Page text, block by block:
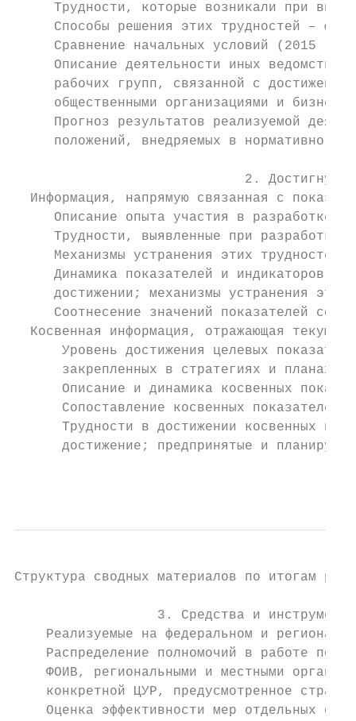
Трудности, которые возникали при
Способы решения этих трудностей –
Сравнение начальных условий (2015
Описание деятельности иных ведомств
рабочих групп, связанной с
общественными организациями и
Прогноз результатов реализуемой
положений, внедряемых в нормативно-
2.
Информация, напрямую связанная с
Описание опыта участия в разработке
Трудности, выявленные при разработке
     Механизмы устранения этих трудностей.
Динамика показателей и индикаторов
достижении; механизмы устранения
Соотнесение значений показателей со
Косвенная информация, отражающая текущую
Уровень достижения целевых
закрепленных в стратегиях и планах
Описание и динамика косвенных
Сопоставление косвенных показателей
Трудности в достижении косвенных
достижение; предпринятые и
Структура сводных материалов по итогам
3. Средства и
Реализуемые на федеральном и
Распределение полномочий в работе по
ФОИВ, региональными и местными
конкретной ЦУР, предусмотренное
Оценка эффективности мер отдельных